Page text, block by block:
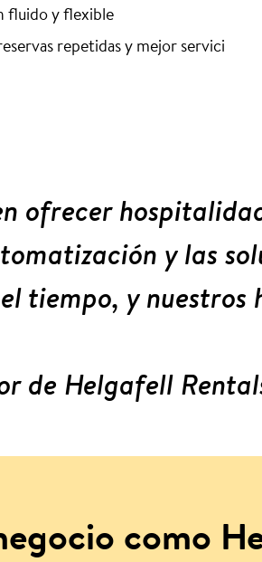
fluido y flexible
repetidas y mejor servici
ofrecer
y las
tiempo, y nuestros
de Helgafell
como